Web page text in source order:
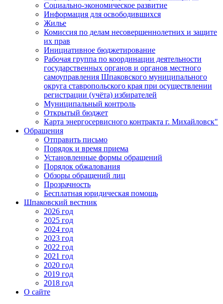
Социально-экономическое развитие
Информация для освободившихся
Жилье
Комиссия по делам несовершеннолетних и защите
их прав
Инициативное бюджетирование
Рабочая группа по координации деятельности
государственных органов и органов местного
самоуправления Шпаковского муниципального
округа ставропольского края при осуществлении
регистрации (учёта) избирателей
Муниципальный контроль
Открытый бюджет
Карта энергосервисного контракта г. Михайловск"
Обращения
Отправить письмо
Порядок и время приема
Установленные формы обращений
Порядок обжалования
Обзоры обращений лиц
Прозрачность
Бесплатная юридическая помощь
Шпаковский вестник
2026 год
2025 год
2024 год
2023 год
2022 год
2021 год
2020 год
2019 год
2018 год
О сайте